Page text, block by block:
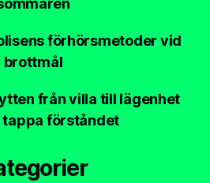
förhörsmetoder vid
brottmål
från villa till lägenhet
tappa förståndet